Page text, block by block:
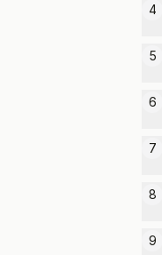
4
5
6
7
8
9